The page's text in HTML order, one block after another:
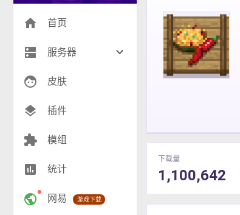
home 首页
dns 服务器 keyboard_arrow_down
生存(235)
创造(8)
RPG(191)
小游戏(16)
face 皮肤
layers 插件
extension 模组
insert_chart 统计
public 网易 游戏下载
下载量
1,100,642